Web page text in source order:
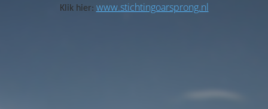
Klik hier: www.stichtingoarsprong.nl